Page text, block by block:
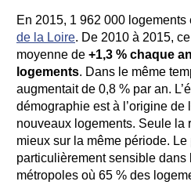
En 2015, 1 962 000 logements
de la Loire. De 2010 à 2015,
moyenne de +1,3 % chaque
logements. Dans le même
augmentait de 0,8 % par an.
démographie est à l’origine
nouveaux logements. Seule la
mieux sur la même période.
particulièrement sensible
métropoles où 65 % des